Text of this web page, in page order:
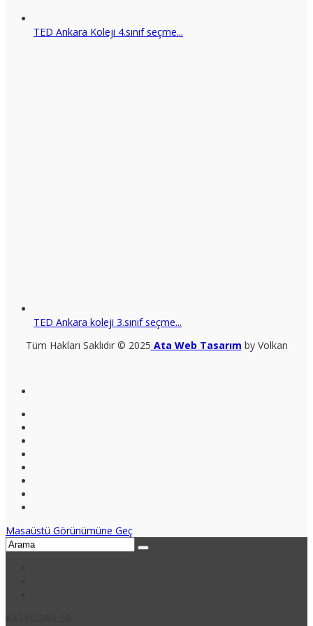
TED Ankara Koleji 4.sınıf seçme...
TED Ankara koleji 3.sınıf seçme...
Tüm Hakları Saklıdır © 2025 Ata Web Tasarım by Volkan
Masaüstü Görünümüne Geç